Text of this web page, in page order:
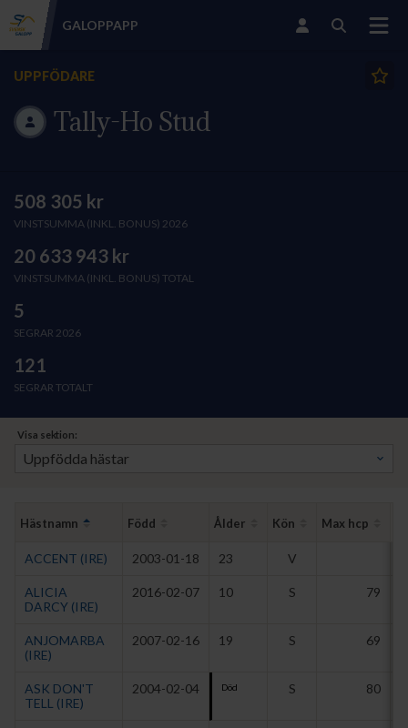
GALOPPAPP
UPPFÖDARE
Tally-Ho Stud
508 305 kr
VINSTSUMMA (INKL. BONUS) 2026
20 633 943 kr
VINSTSUMMA (INKL. BONUS) TOTAL
5
SEGRAR 2026
121
SEGRAR TOTALT
Visa sektion:
Hästnamn Född Ålder Kön Max hcp
ACCENT (IRE) 2003-01-18 23 V
ALICIA
DARCY (IRE)
2016-02-07 10 S 79
ANJOMARBA
(IRE)
2007-02-16 19 S 69
ASK DON'T
TELL (IRE)
2004-02-04 Död S 80